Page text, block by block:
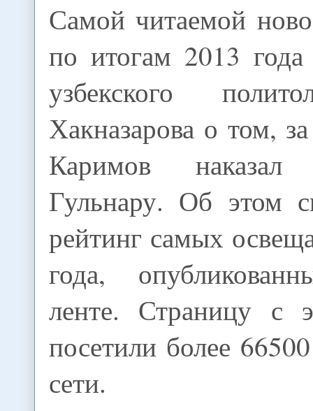
Самой читаемой
по итогам 2013 года
узбекского
Хакназарова о том,
Каримов
Гульнару. Об этом
рейтинг самых
года,
ленте. Страницу с
посетили более
сети.